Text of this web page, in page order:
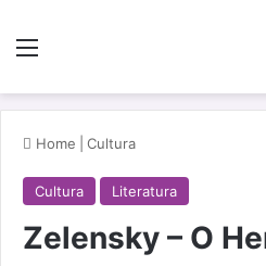
Menu
Home Cultura
Cultura Literatura
Zelensky – O